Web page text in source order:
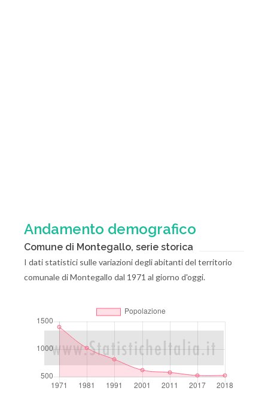
Andamento demografico
Comune di Montegallo, serie storica
I dati statistici sulle variazioni degli abitanti del territorio
comunale di Montegallo dal 1971 al giorno d'oggi.